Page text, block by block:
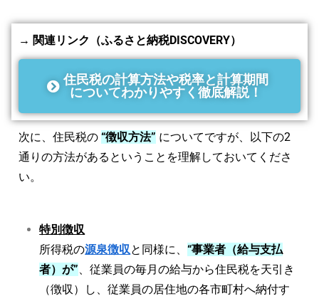
→ 関連リンク（ふるさと納税DISCOVERY）
住民税の計算方法や税率と計算期間
についてわかりやすく徹底解説！
次に、住民税の “徴収方法” についてですが、以下の2
通りの方法があるということを理解しておいてくださ
い。
特別徴収
所得税の源泉徴収 と同様に、“事業者（給与支払
者）が” 、従業員の毎月の給与から住民税を天引き
（徴収）し、従業員の居住地の各市町村へ納付す